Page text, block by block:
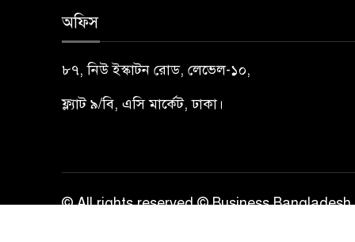
অফিস
৮৭, নিউ ইস্কাটন রোড, লেভেল-১০,
ফ্ল্যাট ৯/বি, এসি মার্কেট, ঢাকা।
© All rights reserved © Business Bangladesh